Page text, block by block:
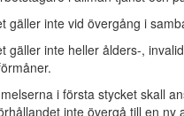
gäller inte vid övergång i
gäller inte heller ålders-,
i första stycket skall
inte övergå till en ny